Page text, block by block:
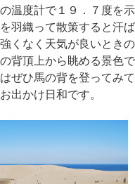
温度計で１９．７度を示
羽織って散策すると汗ば
くなく天気が良いときの
背頂上から眺める景色で
ぜひ馬の背を登ってみて
出かけ日和です。